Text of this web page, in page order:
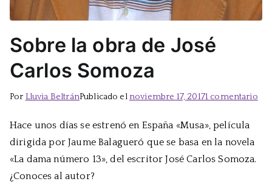
Sobre la obra de José
Carlos Somoza
Por Lluvia BeltránPublicado el noviembre 17, 20171 comentarioen
Hace unos días se estrenó en España «Musa», película
dirigida por Jaume Balagueró que se basa en la novela
«La dama número 13», del escritor José Carlos Somoza.
¿Conoces al autor?